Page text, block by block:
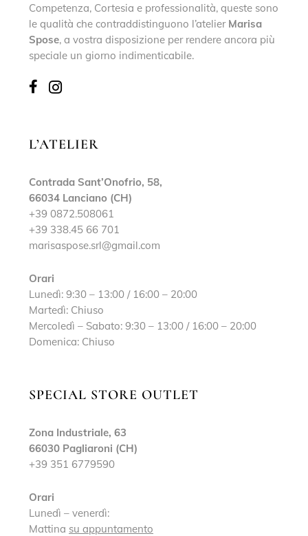
Competenza, Cortesia e professionalità, queste sono
le qualità che contraddistinguono l’atelier Marisa
Spose, a vostra disposizione per rendere ancora più
speciale un giorno indimenticabile.
L’ATELIER
Contrada Sant’Onofrio, 58,
66034 Lanciano (CH)
+39 0872.508061
+39 338.45 66 701
marisaspose.srl@gmail.com
Orari
Lunedì: 9:30 – 13:00 / 16:00 – 20:00
Martedì: Chiuso
Mercoledì – Sabato: 9:30 – 13:00 / 16:00 – 20:00
Domenica: Chiuso
SPECIAL STORE OUTLET
Zona Industriale, 63
66030 Pagliaroni (CH)
+39 351 6779590
Orari
Lunedì – venerdì:
Mattina su appuntamento